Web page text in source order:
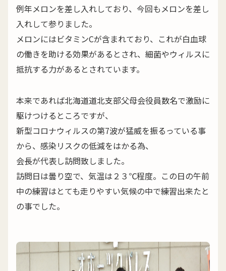
例年メロンを差し入れしており、今回もメロンを差し
入れして参りました。
メロンにはビタミンCが含まれており、これが白血球
の働きを助ける効果があるとされ、細菌やウィルスに
抵抗する力があるとされています。
本来であれば北海道道北支部父母会役員数名で激励に
駆けつけるところですが、
新型コロナウィルスの第7波が猛威を振るっている事
から、感染リスクの低減をはかる為、
会長が代表し訪問致しました。
訪問日は曇り空で、気温は２３℃程度。この日の午前
中の練習はとても走りやすい気候の中で練習出来たと
の事でした。